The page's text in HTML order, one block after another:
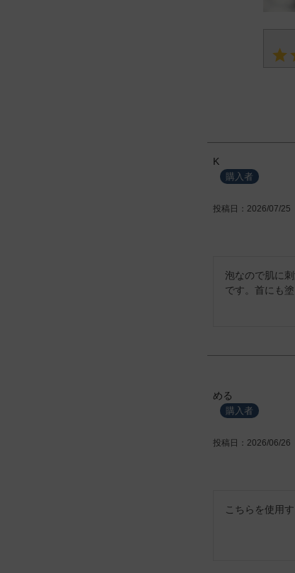
K
購入者
投稿日
2026/07/25
泡なので肌に
です。首にも
める
購入者
投稿日
2026/06/26
こちらを使用